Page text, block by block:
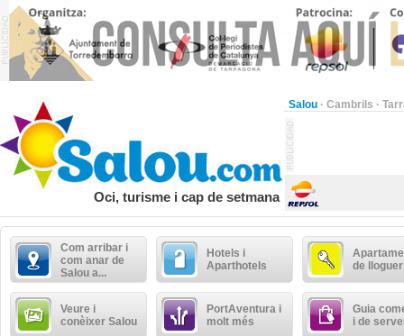
Salou · Cambrils ·
Oci, turisme i cap de setmana
Com arribar i
com anar de
Salou a...
Hotels i
Aparthotels
de lloguer
Veure i
conèixer Salou
PortAventura i
molt més
Guia
i de